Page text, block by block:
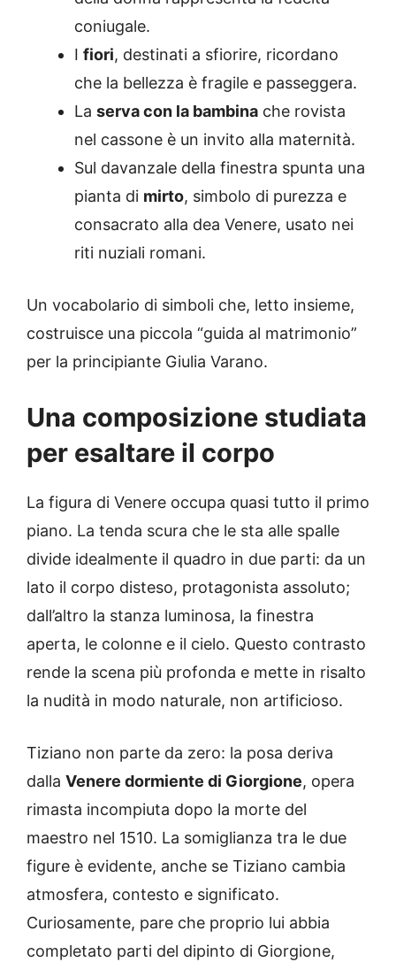
coniugale.
I fiori, destinati a sfiorire, ricordano
che la bellezza è fragile e passeggera.
La serva con la bambina che rovista
nel cassone è un invito alla maternità.
Sul davanzale della finestra spunta una
pianta di mirto, simbolo di purezza e
consacrato alla dea Venere, usato nei
riti nuziali romani.
Un vocabolario di simboli che, letto insieme,
costruisce una piccola “guida al matrimonio”
per la principiante Giulia Varano.
Una composizione studiata
per esaltare il corpo
La figura di Venere occupa quasi tutto il primo
piano. La tenda scura che le sta alle spalle
divide idealmente il quadro in due parti: da un
lato il corpo disteso, protagonista assoluto;
dall’altro la stanza luminosa, la finestra
aperta, le colonne e il cielo. Questo contrasto
rende la scena più profonda e mette in risalto
la nudità in modo naturale, non artificioso.
Tiziano non parte da zero: la posa deriva
dalla Venere dormiente di Giorgione, opera
rimasta incompiuta dopo la morte del
maestro nel 1510. La somiglianza tra le due
figure è evidente, anche se Tiziano cambia
atmosfera, contesto e significato.
Curiosamente, pare che proprio lui abbia
completato parti del dipinto di Giorgione,